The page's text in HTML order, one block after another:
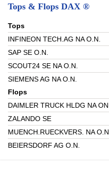
Tops & Flops DAX ®
Tops
INFINEON TECH.AG NA O.N.
SAP SE O.N.
SCOUT24 SE NA O.N.
SIEMENS AG NA O.N.
Flops
DAIMLER TRUCK HLDG NA ON
ZALANDO SE
MUENCH.RUECKVERS. NA O.N.
BEIERSDORF AG O.N.